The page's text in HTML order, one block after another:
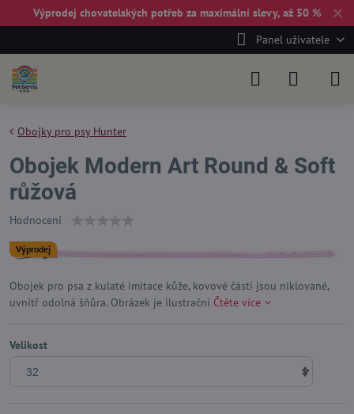
✕
Výprodej chovatelských potřeb za maximální slevy, až 50 %
Panel uživatele
Výprodej
Obojky pro psy Hunter
Obojek Modern Art Round & Soft
růžová
Hodnocení
Obojek pro psa z kulaté imitace kůže, kovové části jsou niklované,
uvnitř odolná šňůra. Obrázek je ilustrační Čtěte více
Velikost